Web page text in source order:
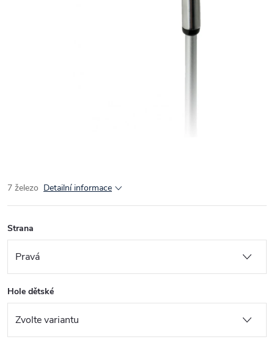
7 železo Detailní informace
Strana
Hole dětské